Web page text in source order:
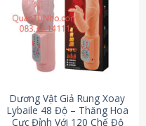
Dương Vật Giả Rung Xoay
Lybaile 48 Độ – Thăng Hoa
Cực Đỉnh Với 120 Chế Độ